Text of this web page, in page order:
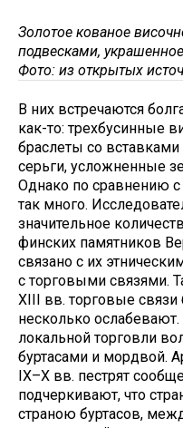
Золотое кованое
подвесками,
Фото: из открытых
В них встречаются
как-то: трехбусинные
браслеты со
серьги, усложненные
Однако по сравнению
так много.
значительное
финских памятников
связано с их
с торговыми связями.
XIII вв. торговые
несколько
локальной торговли
буртасами и мордвой.
IX–X вв. пестрят
подчеркивают, что
страною буртасов,